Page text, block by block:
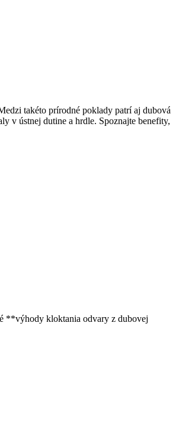
takéto prírodné poklady patrí aj dubová
v ústnej dutine a hrdle. Spoznajte benefity,
**výhody kloktania odvary z dubovej